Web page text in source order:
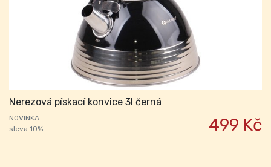
Nerezová pískací konvice 3l černá
NOVINKA
sleva 10%
499 Kč